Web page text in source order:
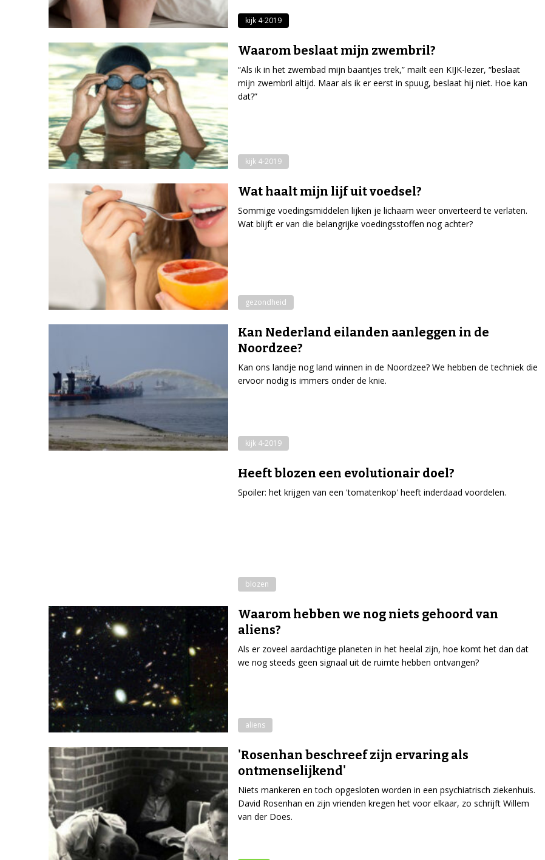
kijk 4-2019
Waarom beslaat mijn zwembril?
“Als ik in het zwembad mijn baantjes trek,” mailt een KIJK-lezer, “beslaat
mijn zwembril altijd. Maar als ik er eerst in spuug, beslaat hij niet. Hoe kan
dat?”
kijk 4-2019
Wat haalt mijn lijf uit voedsel?
Sommige voedingsmiddelen lijken je lichaam weer onverteerd te verlaten.
Wat blijft er van die belangrijke voedingsstoffen nog achter?
gezondheid
Kan Nederland eilanden aanleggen in de
Noordzee?
Kan ons landje nog land winnen in de Noordzee? We hebben de techniek die
ervoor nodig is immers onder de knie.
kijk 4-2019
Heeft blozen een evolutionair doel?
Spoiler: het krijgen van een 'tomatenkop' heeft inderdaad voordelen.
blozen
Waarom hebben we nog niets gehoord van
aliens?
Als er zoveel aardachtige planeten in het heelal zijn, hoe komt het dan dat
we nog steeds geen signaal uit de ruimte hebben ontvangen?
aliens
'Rosenhan beschreef zijn ervaring als
ontmenselijkend'
Niets mankeren en toch opgesloten worden in een psychiatrisch ziekenhuis.
David Rosenhan en zijn vrienden kregen het voor elkaar, zo schrijft Willem
van der Does.